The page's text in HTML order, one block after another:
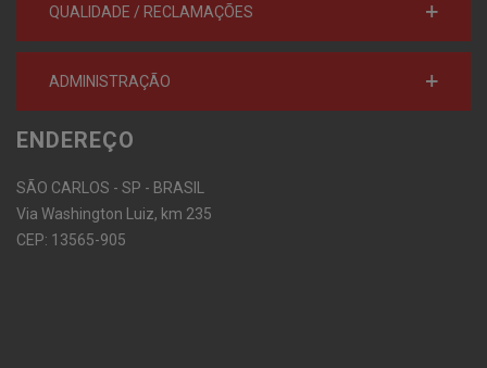
QUALIDADE / RECLAMAÇÕES
ADMINISTRAÇÃO
ENDEREÇO
SÃO CARLOS - SP - BRASIL
Via Washington Luiz, km 235
CEP: 13565-905